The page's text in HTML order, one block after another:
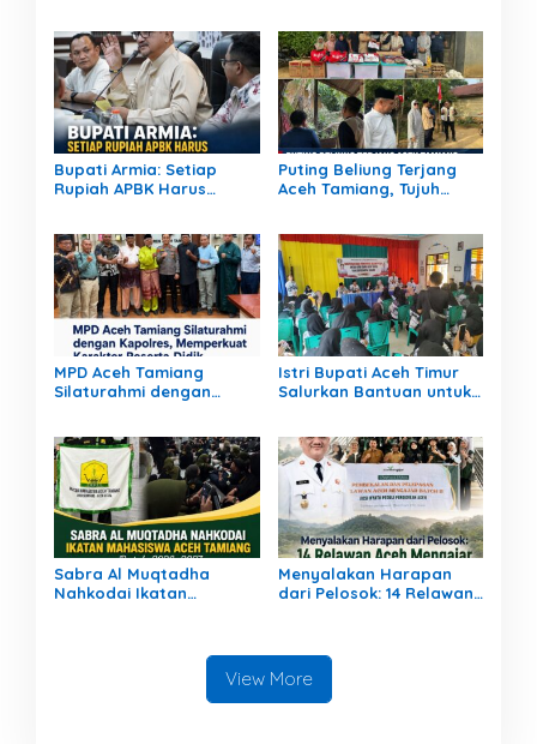
Bupati Armia: Setiap
Rupiah APBK Harus
Puting Beliung Terjang
Aceh Tamiang, Tujuh
Bencana
MPD Aceh Tamiang
Silaturahmi dengan
Istri Bupati Aceh Timur
Salurkan Bantuan untuk
Sabra Al Muqtadha
Nahkodai Ikatan
Menyalakan Harapan
dari Pelosok: 14 Relawan
Tamiang
View More